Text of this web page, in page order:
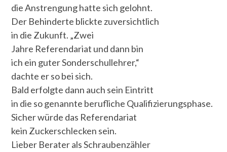
die Anstrengung hatte sich gelohnt.
Der Behinderte blickte zuversichtlich
in die Zukunft. „Zwei
Jahre Referendariat und dann bin
ich ein guter Sonderschullehrer,“
dachte er so bei sich.
Bald erfolgte dann auch sein Eintritt
in die so genannte berufliche Qualifizierungsphase.
Sicher würde das Referendariat
kein Zuckerschlecken sein.
Lieber Berater als Schraubenzähler